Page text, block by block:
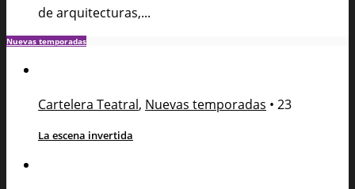
de arquitecturas,...
Nuevas temporadas
Cartelera Teatral, Nuevas temporadas • 23
La escena invertida